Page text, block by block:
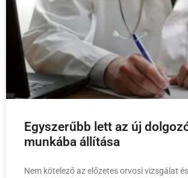
Egyszerűbb lett az új
munkába állítása
Nem kötelező az előzetes orvosi vizsgálat